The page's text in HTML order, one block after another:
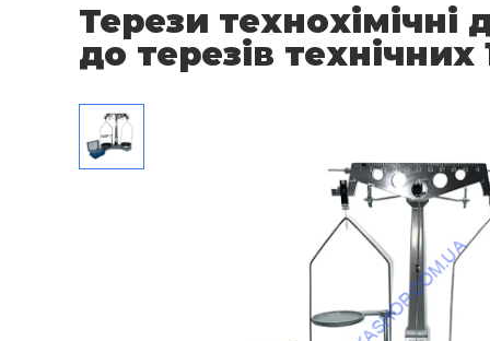
Терези технохімічні
до терезів технічних